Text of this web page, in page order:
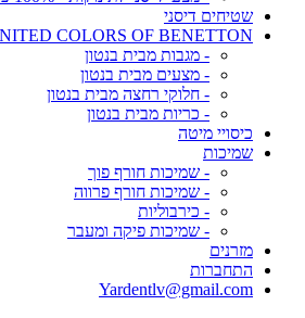
שטיחים דיסני
COLORS OF BENETTON
- מגבות מבית בנטון
- מצעים מבית בנטון
- חלוקי רחצה מבית בנטון
- כריות מבית בנטון
כיסויי מיטה
שמיכות
- שמיכות חורף פוך
- שמיכות חורף פרווה
- כירבוליות
- שמיכות פיקה ומעבר
מזרנים
התחברות
Yardentlv@gmail.com